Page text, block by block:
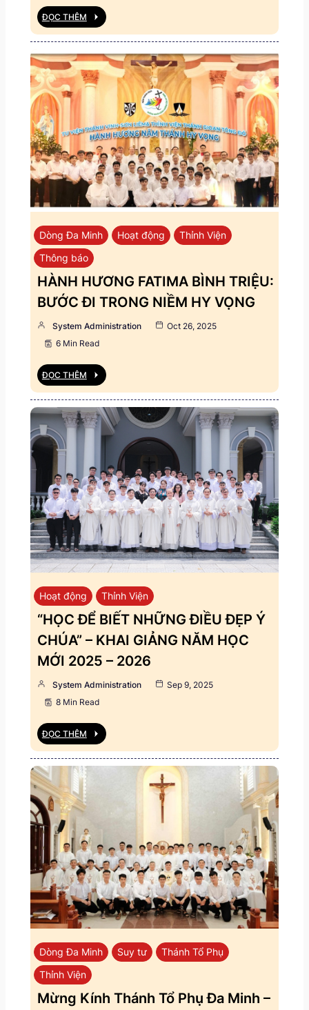
ĐỌC THÊM
Dòng Đa Minh Hoạt động
Thỉnh Viện
Thông báo
HÀNH HƯƠNG FATIMA BÌNH TRIỆU:
BƯỚC ĐI TRONG NIỀM HY VỌNG
System Administration
Oct 26, 2025
6 Min Read
ĐỌC THÊM
Hoạt động Thỉnh Viện
“HỌC ĐỂ BIẾT NHỮNG ĐIỀU ĐẸP Ý
CHÚA” – KHAI GIẢNG NĂM HỌC
MỚI 2025 – 2026
System Administration
Sep 9, 2025
8 Min Read
ĐỌC THÊM
Dòng Đa Minh Suy tư
Thánh Tổ Phụ
Thỉnh Viện
Mừng Kính Thánh Tổ Phụ Đa Minh –